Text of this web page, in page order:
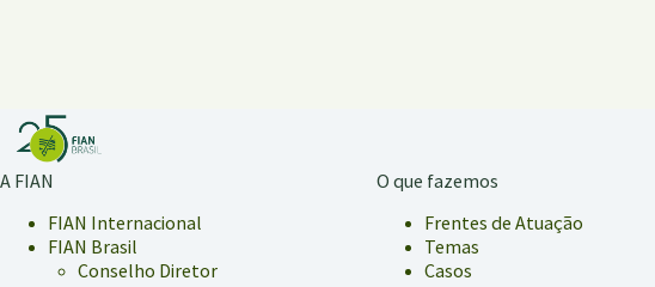
A FIAN
FIAN Internacional
FIAN Brasil
Conselho Diretor
O que fazemos
Frentes de Atuação
Temas
Casos